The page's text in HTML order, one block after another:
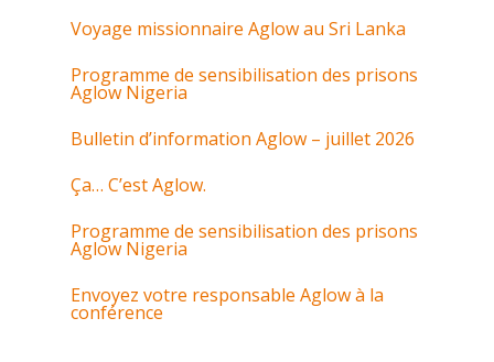
Voyage missionnaire Aglow au Sri Lanka
Programme de sensibilisation des prisons
Aglow Nigeria
Bulletin d’information Aglow – juillet 2026
Ça… C’est Aglow.
Programme de sensibilisation des prisons
Aglow Nigeria
Envoyez votre responsable Aglow à la
conférence